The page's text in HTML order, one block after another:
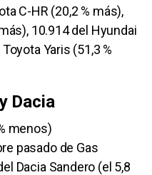
C-HR (20,2 % más),
10.914 del Hyundai
Yaris (51,3 %
Dacia
menos)
pasado de Gas
Dacia Sandero (el 5,8